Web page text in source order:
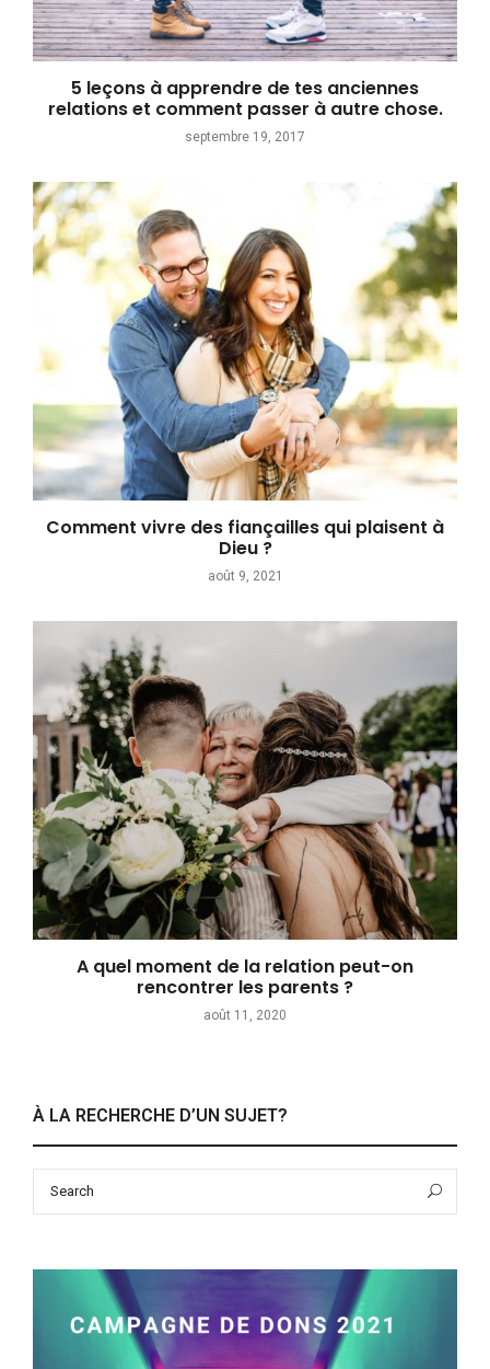
5 leçons à apprendre de tes anciennes
relations et comment passer à autre chose.
septembre 19, 2017
Comment vivre des fiançailles qui plaisent à
Dieu ?
août 9, 2021
A quel moment de la relation peut-on
rencontrer les parents ?
août 11, 2020
À LA RECHERCHE D’UN SUJET?